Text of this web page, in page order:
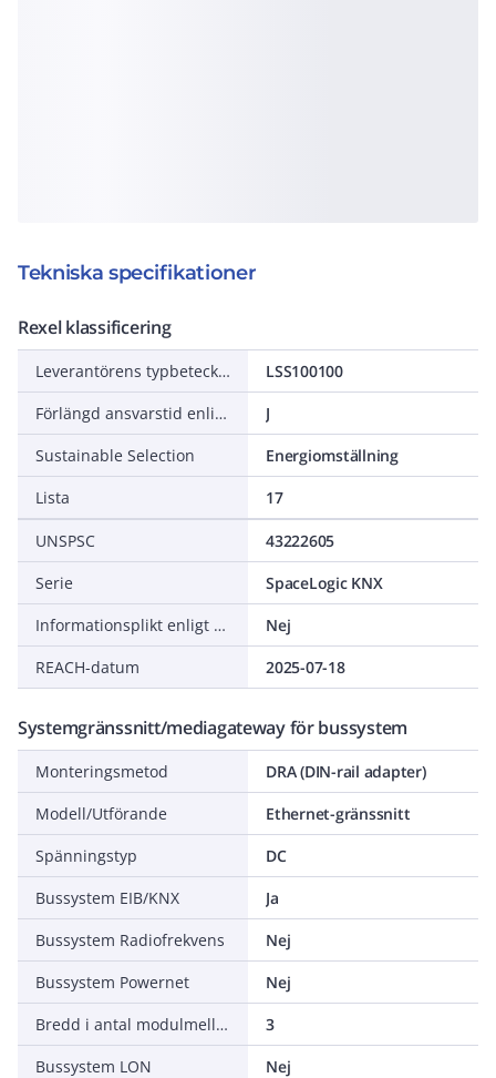
Tekniska specifikationer
Rexel klassificering
Leverantörens typbeteckning
LSS100100
Förlängd ansvarstid enligt ALEM-09
J
Sustainable Selection
Energiomställning
Lista
17
UNSPSC
43222605
Serie
SpaceLogic KNX
Informationsplikt enligt REACH
Nej
REACH-datum
2025-07-18
Systemgränssnitt/mediagateway för bussystem
Monteringsmetod
DRA (DIN-rail adapter)
Modell/Utförande
Ethernet-gränssnitt
Spänningstyp
DC
Bussystem EIB/KNX
Ja
Bussystem Radiofrekvens
Nej
Bussystem Powernet
Nej
Bredd i antal modulmellanrum
3
Bussystem LON
Nej